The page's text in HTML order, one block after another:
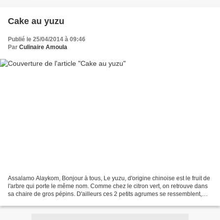
Cake au yuzu
Publié le 25/04/2014 à 09:46
Par Culinaire Amoula
Assalamo Alaykom, Bonjour à tous, Le yuzu, d'origine chinoise est le fruit de
l'arbre qui porte le même nom. Comme chez le citron vert, on retrouve dans
sa chaire de gros pépins. D'ailleurs ces 2 petits agrumes se ressemblent,